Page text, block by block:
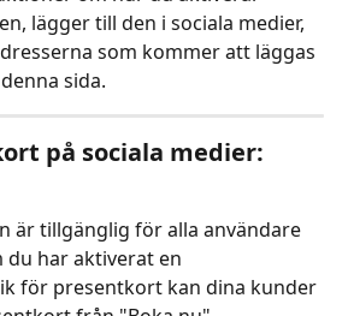
lägger till den i sociala medier,
som kommer att läggas
sida.
på sociala medier:
är tillgänglig för alla användare
du har aktiverat en
för presentkort kan dina kunder